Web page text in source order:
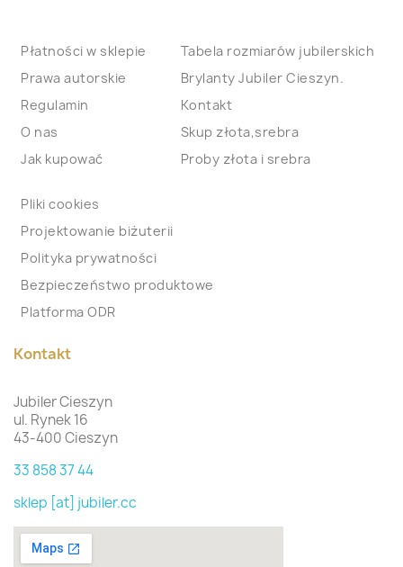
Płatności w sklepie
Prawa autorskie
Regulamin
O nas
Jak kupować
Tabela rozmiarów jubilerskich
Brylanty Jubiler Cieszyn.
Kontakt
Skup złota,srebra
Proby złota i srebra
Pliki cookies
Projektowanie biżuterii
Polityka prywatności
Bezpieczeństwo produktowe
Platforma ODR
Kontakt
Jubiler Cieszyn
ul. Rynek 16
43-400 Cieszyn
33 858 37 44
sklep [at] jubiler.cc